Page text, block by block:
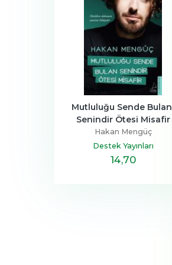
Mutluluğu Sende Bulan
Senindir Ötesi Misafir
Hakan Mengüç
Destek Yayınları
14,70